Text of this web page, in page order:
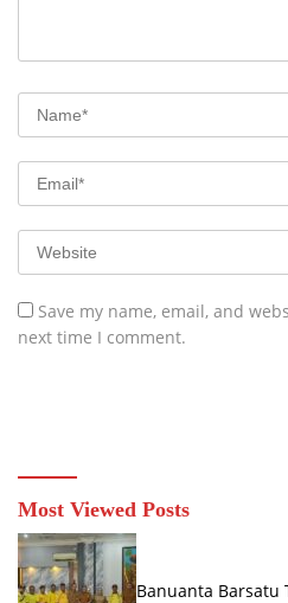
Save my name, email, and
next time I comment.
Most Viewed Posts
Banuanta Barsatu